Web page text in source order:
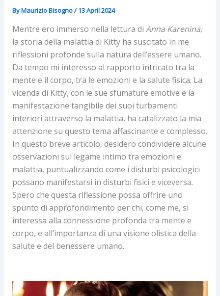
ByMaurizio Bisogno/13 April 2024
Mentre ero immerso nella lettura di Anna Karenina,
la storia della malattia di Kitty ha suscitato in me
riflessioni profonde sulla natura dell’essere umano.
Da tempo mi interesso al rapporto intricato tra la
mente e il corpo, tra le emozioni e la salute fisica. La
vicenda di Kitty, con le sue sfumature emotive e la
manifestazione tangibile dei suoi turbamenti
interiori attraverso la malattia, ha catalizzato la mia
attenzione su questo tema affascinante e complesso.
In questo breve articolo, desidero condividere alcune
osservazioni sul legame intimo tra emozioni e
malattia, puntualizzando come i disturbi psicologici
possano manifestarsi in disturbi fisici e viceversa.
Spero che questa riflessione possa offrire uno
spunto di approfondimento per chi, come me, si
interessa alla connessione profonda tra mente e
corpo, e all’importanza di una visione olistica della
salute e del benessere umano.